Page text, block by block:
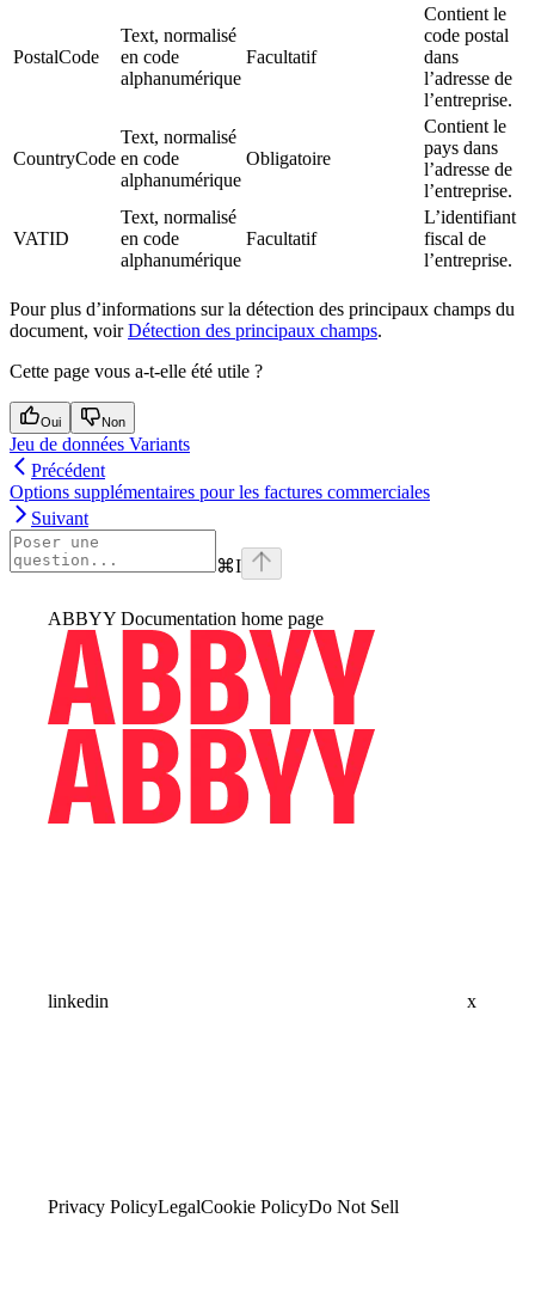
PostalCode
Text, normalisé
en code
alphanumérique
Facultatif
Contient le
code postal
dans
l’adresse de
l’entreprise.
CountryCode
Text, normalisé
en code
alphanumérique
Obligatoire
Contient le
pays dans
l’adresse de
l’entreprise.
VATID
Text, normalisé
en code
alphanumérique
Facultatif
L’identifiant
fiscal de
l’entreprise.
Pour plus d’informations sur la détection des principaux champs du
document, voirDétection des principaux champs.
Cette page vous a-t-elle été utile ?
Oui Non
Jeu de données Variants
Précédent
Options supplémentaires pour les factures commerciales
Suivant
⌘I
ABBYY Documentation home page
linkedin x
Privacy PolicyLegalCookie PolicyDo Not Sell